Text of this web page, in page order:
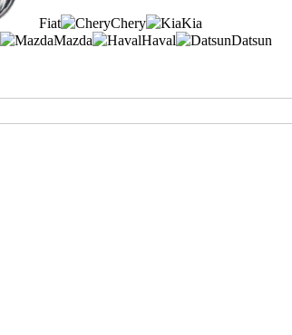
Fiat Chery
Kia
Mazda Haval
Datsun